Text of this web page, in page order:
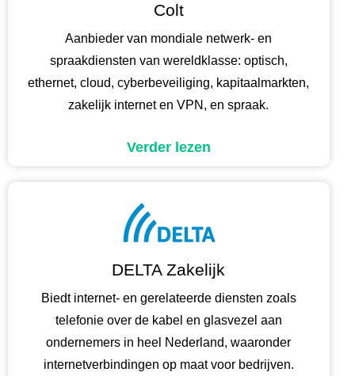
Colt
Aanbieder van mondiale netwerk- en
spraakdiensten van wereldklasse: optisch,
ethernet, cloud, cyberbeveiliging, kapitaalmarkten,
zakelijk internet en VPN, en spraak.
Verder lezen
DELTA Zakelijk
Biedt internet- en gerelateerde diensten zoals
telefonie over de kabel en glasvezel aan
ondernemers in heel Nederland, waaronder
internetverbindingen op maat voor bedrijven.